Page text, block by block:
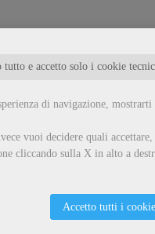
e accetto solo i cookie
di navigazione, mostrarti
vuoi decidere quali accettare,
cliccando sulla X in alto a
Accetto tutti i cookie